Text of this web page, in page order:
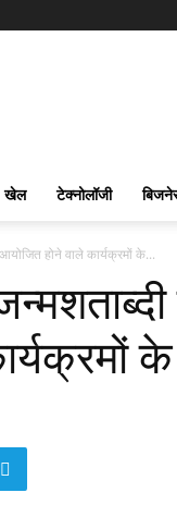
खेल टेक्नोलॉजी
होने वाले कार्यक्रमों के...